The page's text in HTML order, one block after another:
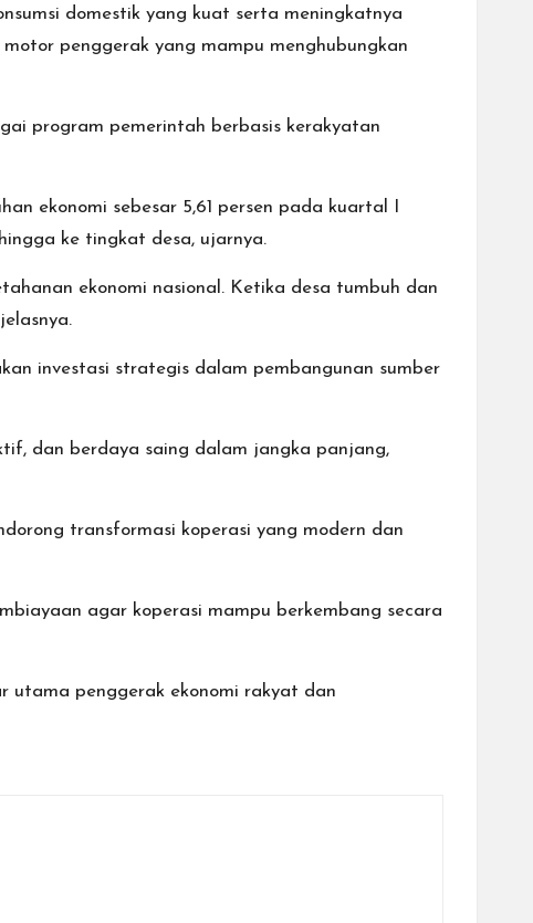
domestik yang kuat serta meningkatnya
penggerak yang mampu menghubungkan
program pemerintah berbasis kerakyatan
ekonomi sebesar 5,61 persen pada kuartal I
ke tingkat desa, ujarnya.
ekonomi nasional. Ketika desa tumbuh dan
investasi strategis dalam pembangunan sumber
dan berdaya saing dalam jangka panjang,
transformasi koperasi yang modern dan
agar koperasi mampu berkembang secara
utama penggerak ekonomi rakyat dan